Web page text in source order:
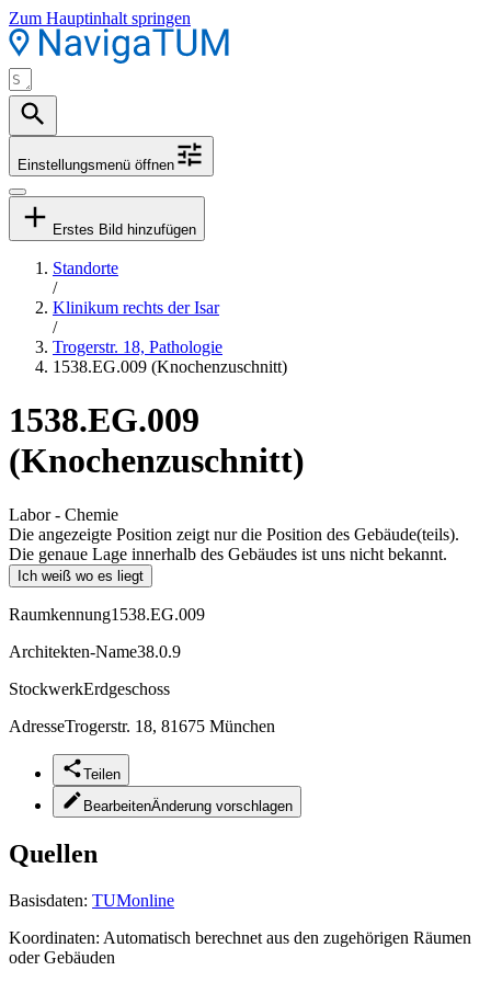
Zum Hauptinhalt springen
Einstellungsmenü öffnen
Erstes Bild hinzufügen
Standorte
/
Klinikum rechts der Isar
/
Trogerstr. 18, Pathologie
1538.EG.009 (Knochenzuschnitt)
1538.EG.009
(Knochenzuschnitt)
Labor - Chemie
Die angezeigte Position zeigt nur die Position des Gebäude(teils).
Die genaue Lage innerhalb des Gebäudes ist uns nicht bekannt.
Ich weiß wo es liegt
Raumkennung1538.EG.009
Architekten-Name38.0.9
StockwerkErdgeschoss
AdresseTrogerstr. 18, 81675 München
Teilen
BearbeitenÄnderung vorschlagen
Quellen
Basisdaten: TUMonline
Koordinaten: Automatisch berechnet aus den zugehörigen Räumen
oder Gebäuden